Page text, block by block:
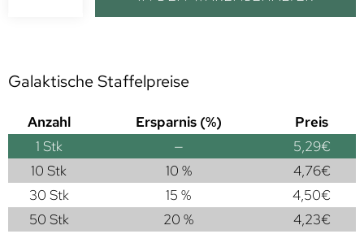
Galaktische Staffelpreise
Anzahl Ersparnis (%)
Preis
1 Stk — 5,29€
10 Stk
10 % 4,76€
30 Stk
15 % 4,50€
50 Stk
20 % 4,23€